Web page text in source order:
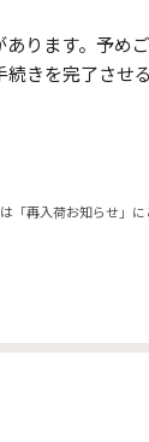
ります。予めご
きを完了させ
再入荷お知らせ